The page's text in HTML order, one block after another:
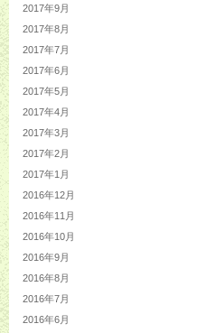
2017年9月
2017年8月
2017年7月
2017年6月
2017年5月
2017年4月
2017年3月
2017年2月
2017年1月
2016年12月
2016年11月
2016年10月
2016年9月
2016年8月
2016年7月
2016年6月